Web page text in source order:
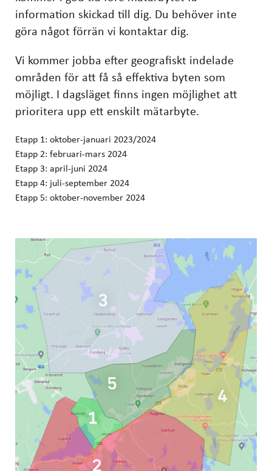
information skickad till dig. Du behöver inte
göra något förrän vi kontaktar dig.
Vi kommer jobba efter geografiskt indelade
områden för att få så effektiva byten som
möjligt. I dagsläget finns ingen möjlighet att
prioritera upp ett enskilt mätarbyte.
Etapp 1: oktober-januari 2023/2024
Etapp 2: februari-mars 2024
Etapp 3: april-juni 2024
Etapp 4: juli-september 2024
Etapp 5: oktober-november 2024